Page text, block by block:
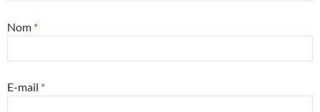
Nom *
E-mail *